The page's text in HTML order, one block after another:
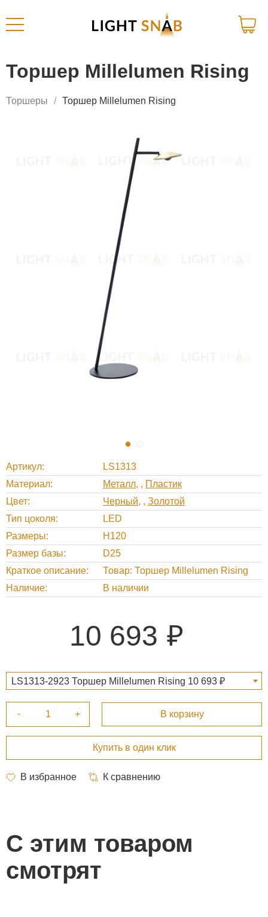
Торшер Millelumen Rising
Торшеры Торшер Millelumen Rising
Артикул
LS1313
Материал
Металл , Пластик
Цвет
Черный , Золотой
Тип цоколя
LED
Размеры
H120
Размер базы
D25
Краткое описание
Товар: Торшер Millelumen Rising
Наличие
В наличии
10 693
LS1313-2923 Торшер Millelumen Rising 10 693 ₽
С этим товаром
смотрят